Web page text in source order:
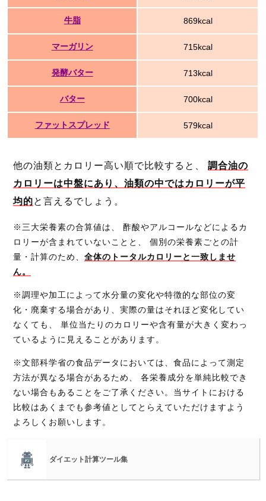
牛脂 869kcal
マーガリン 715kcal
発酵バター 713kcal
バター 700kcal
ファットスプレッド 579kcal
他の油類とカロリー高い順で比較すると、 調合油の
カロリーは中盤にあり、油類の中ではカロリーが平
均的と言えるでしょう。
※三大栄養素の合算値は、 酢酸やアルコールなどによるカ
ロリーが含まれていないことと、 個別の栄養素ごとの計
量・計算のため、 全体のトータルカロリーと一致しませ
ん。
※調理や加工によって水分量の変化や特徴的な部位の変
化・廃棄する場合があり、実際の量はそれほど変化してい
なくても、 単位当たりのカロリーや含有量が大きく変わっ
ているように見えることがあります。
※文部科学省の食品データにおいては、食品によって測定
方法が異なる場合があるため、 各栄養成分を単純比較でき
ない場合もあることをご了承ください。当サイトにおける
比較はあくまでも参考値としてとらえていただけますよう
よろしくお願いします。
ダイエット計算ツール集